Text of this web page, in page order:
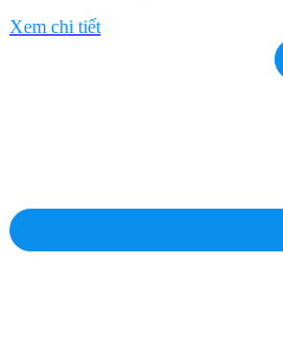
Xem chi tiết